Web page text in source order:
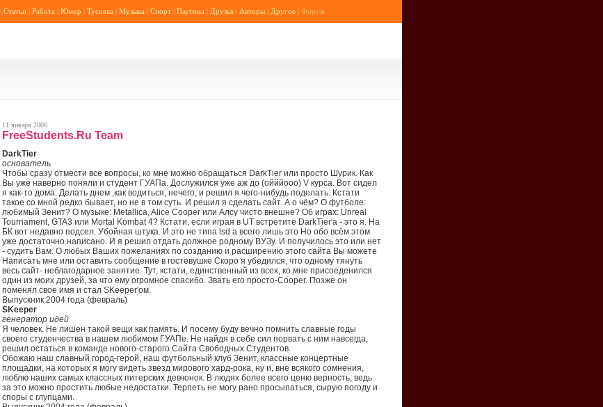
| Статьи | Работа | Юмор | Тусовка | Музыка | Спорт | Паутина | Друзья | Авторы | Другое | Форум
11 января 2006
FreeStudents.Ru Team
DarkTier
основатель
Чтобы сразу отмести все вопросы, ко мне можно обращаться DarkTier или просто Шурик. Как
Вы уже наверно поняли и студент ГУАПа. Дослужился уже аж до (ойййооо) V курса. Вот сидел
я как-то дома. Делать днем ,как водиться, нечего, и решил я чего-нибудь поделать. Кстати
такое со мной редко бывает, но не в том суть. И решил я сделать сайт. А о чём? О футболе:
любимый Зенит? О музыке: Metallica, Alice Cooper или Алсу чисто внешне? Об играх: Unreal
Tournament, GTA3 или Mortal Kombat 4? Кстати, если играя в UT встретите DarkTier'а - это я. На
БК вот недавно подсел. Убойная штука. И это не типа lsd а всего лишь это Но обо всём этом
уже достаточно написано. И я решил отдать должное родному ВУЗу. И получилось это или нет
- судить Вам. О любых Ваших пожеланиях по созданию и расширению этого сайта Вы можете
Написать мне или оставить сообщение в гостевушке Скоро я убедился, что одному тянуть
весь сайт- неблагодарное занятие. Тут, кстати, единственный из всех, ко мне присоеденился
один из моих друзей, за что ему огромное спасибо. Звать его просто-Cooper. Позже он
поменял свое имя и стал SKeeper'ом.
Выпускник 2004 года (февраль)
SKeeper
генератор идей
Я человек. Не лишен такой вещи как память. И посему буду вечно помнить славные годы
своего студенчества в нашем любимом ГУАПе. Не найдя в себе сил порвать с ним навсегда,
решил остаться в команде нового-старого Сайта Свободных Студентов.
Обожаю наш славный город-герой, наш футбольный клуб Зенит, классные концертные
площадки, на которых я могу видеть звезд мирового хард-рока, ну и, вне всякого сомнения,
люблю наших самых классных питерских девчонок. В людях более всего ценю верность, ведь
за это можно простить любые недостатки. Терпеть не могу рано просыпаться, сырую погоду и
споры с глупцами.